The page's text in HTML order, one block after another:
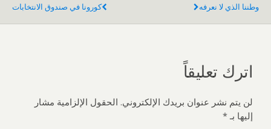
كورونا في صندوق الانتخابات
وطننا الذي لا نعرفه
اترك تعليقاً
لن يتم نشر عنوان بريدك الإلكتروني. الحقول الإلزامية مشار
إليها بـ *